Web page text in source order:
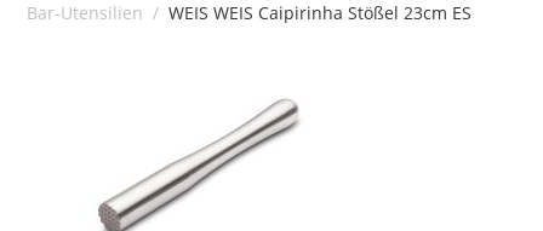
Bar-Utensilien / WEIS WEIS Caipirinha Stößel 23cm ES